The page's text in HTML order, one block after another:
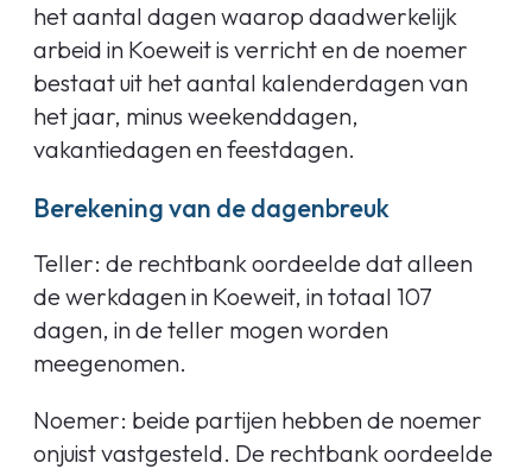
het aantal dagen waarop daadwerkelijk
arbeid in Koeweit is verricht en de noemer
bestaat uit het aantal kalenderdagen van
het jaar, minus weekenddagen,
vakantiedagen en feestdagen.
Berekening van de dagenbreuk
Teller: de rechtbank oordeelde dat alleen
de werkdagen in Koeweit, in totaal 107
dagen, in de teller mogen worden
meegenomen.
Noemer: beide partijen hebben de noemer
onjuist vastgesteld. De rechtbank oordeelde